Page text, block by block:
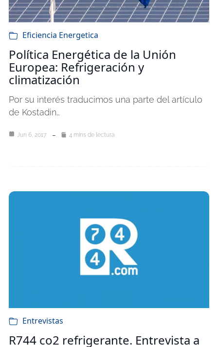
Eficiencia Energetica
Política Energética de la Unión
Europea: Refrigeración y
climatización
Por su interés traducimos una parte del artículo
de Kostadin…
Jun 6, 2017 4 mins de lectura
Entrevistas
R744 co2 refrigerante. Entrevista a